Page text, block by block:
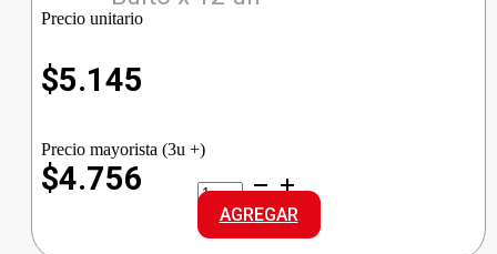
Precio unitario
$5.145
Precio mayorista (3u +)
$4.756
OMBU
CANA
Grd
AGREGAR